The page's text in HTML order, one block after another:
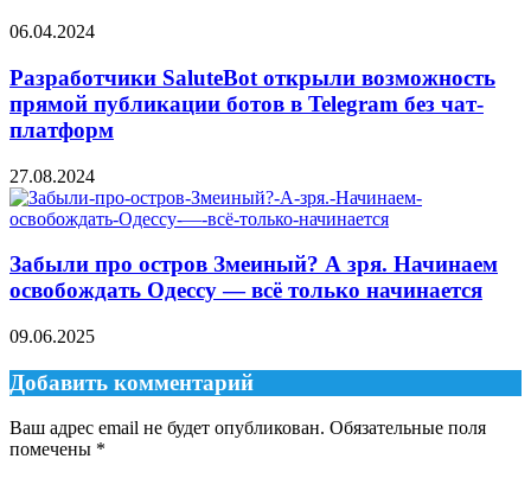
06.04.2024
Разработчики SaluteBot открыли возможность
прямой публикации ботов в Telegram без чат-
платформ
27.08.2024
Забыли про остров Змеиный? А зря. Начинаем
освобождать Одессу — всё только начинается
09.06.2025
Добавить комментарий
Ваш адрес email не будет опубликован. Обязательные поля
помечены *